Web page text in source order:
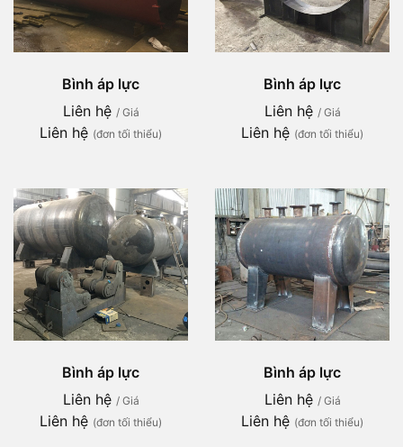
Bình áp lực
Liên hệ / Giá
Liên hệ (đơn tối thiểu)
Bình áp lực
Liên hệ / Giá
Liên hệ (đơn tối thiểu)
Bình áp lực
Liên hệ / Giá
Liên hệ (đơn tối thiểu)
Bình áp lực
Liên hệ / Giá
Liên hệ (đơn tối thiểu)